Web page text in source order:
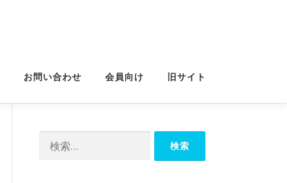
お問い合わせ 会員向け 旧サイト